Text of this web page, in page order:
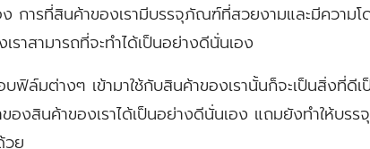
ง การที่สินค้าของเรามีบรรจุภัณฑ์ที่สวยงามและมีควา
ราสามารถที่จะทำได้เป็นอย่างดีนั่นเอง
บฟิล์มต่างๆ เข้ามาใช้กับสินค้าของเรานั้นก็จะเป็นสิ่งที่ดี
ของสินค้าของเราได้เป็นอย่างดีนั่นเอง แถมยังทำให้บร
วย